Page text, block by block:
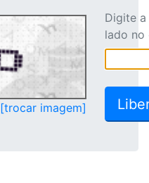
[trocar imagem]
Digite
lado no